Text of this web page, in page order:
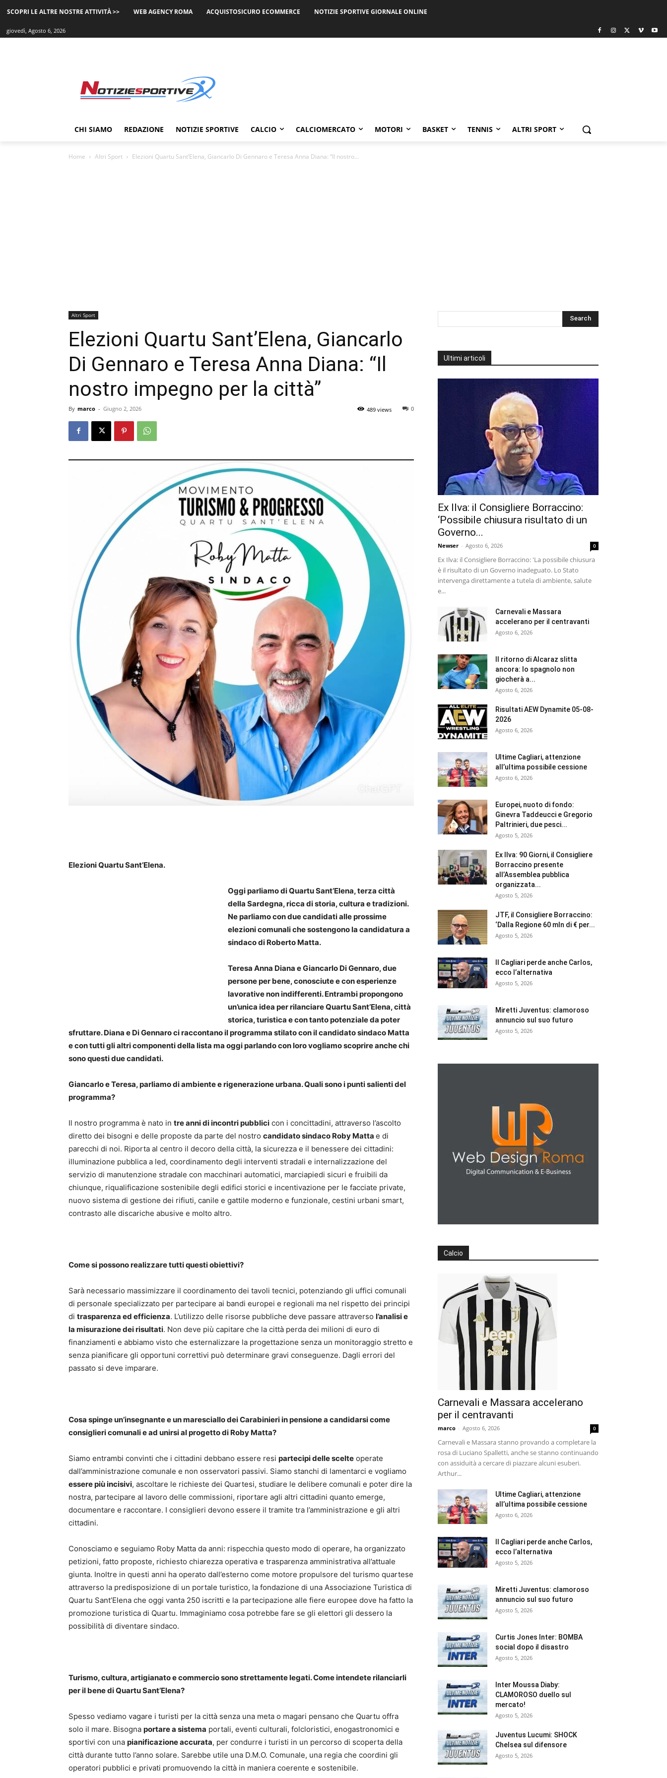
SCOPRI LE ALTRE NOSTRE ATTIVITÀ >> WEB AGENCY ROMA ACQUISTOSICURO ECOMMERCE NOTIZIE SPORTIVE GIORNALE ONLINE
giovedì, Agosto 6, 2026
CHI SIAMO REDAZIONE NOTIZIE SPORTIVE CALCIO CALCIOMERCATO MOTORI BASKET TENNIS ALTRI SPORT
Home Altri Sport Elezioni Quartu Sant’Elena, Giancarlo Di Gennaro e Teresa Anna Diana: “Il nostro...
Altri Sport
Elezioni Quartu Sant’Elena, Giancarlo
Di Gennaro e Teresa Anna Diana: “Il
nostro impegno per la città”
By marco - Giugno 2, 2026 0
489 views
Elezioni Quartu Sant’Elena.
Oggi parliamo di Quartu Sant’Elena, terza città
della Sardegna, ricca di storia, cultura e tradizioni.
Ne parliamo con due candidati alle prossime
elezioni comunali che sostengono la candidatura a
sindaco di Roberto Matta.
Teresa Anna Diana e Giancarlo Di Gennaro, due
persone per bene, conosciute e con esperienze
lavorative non indifferenti. Entrambi propongono
un’unica idea per rilanciare Quartu Sant’Elena, città
storica, turistica e con tanto potenziale da poter
sfruttare. Diana e Di Gennaro ci raccontano il programma stilato con il candidato sindaco Matta
e con tutti gli altri componenti della lista ma oggi parlando con loro vogliamo scoprire anche chi
sono questi due candidati.
Giancarlo e Teresa, parliamo di ambiente e rigenerazione urbana. Quali sono i punti salienti del
programma?
Il nostro programma è nato in tre anni di incontri pubblici con i concittadini, attraverso l’ascolto
diretto dei bisogni e delle proposte da parte del nostro candidato sindaco Roby Matta e di
parecchi di noi. Riporta al centro il decoro della città, la sicurezza e il benessere dei cittadini:
illuminazione pubblica a led, coordinamento degli interventi stradali e internalizzazione del
servizio di manutenzione stradale con macchinari automatici, marciapiedi sicuri e fruibili da
chiunque, riqualificazione sostenibile degli edifici storici e incentivazione per le facciate private,
nuovo sistema di gestione dei rifiuti, canile e gattile moderno e funzionale, cestini urbani smart,
contrasto alle discariche abusive e molto altro.
Come si possono realizzare tutti questi obiettivi?
Sarà necessario massimizzare il coordinamento dei tavoli tecnici, potenziando gli uffici comunali
di personale specializzato per partecipare ai bandi europei e regionali ma nel rispetto dei principi
di trasparenza ed efficienza. L’utilizzo delle risorse pubbliche deve passare attraverso l’analisi e
la misurazione dei risultati. Non deve più capitare che la città perda dei milioni di euro di
finanziamenti e abbiamo visto che esternalizzare la progettazione senza un monitoraggio stretto e
senza pianificare gli opportuni correttivi può determinare gravi conseguenze. Dagli errori del
passato si deve imparare.
Cosa spinge un’insegnante e un maresciallo dei Carabinieri in pensione a candidarsi come
consiglieri comunali e ad unirsi al progetto di Roby Matta?
Siamo entrambi convinti che i cittadini debbano essere resi partecipi delle scelte operate
dall’amministrazione comunale e non osservatori passivi. Siamo stanchi di lamentarci e vogliamo
essere più incisivi, ascoltare le richieste dei Quartesi, studiare le delibere comunali e poter dire la
nostra, partecipare al lavoro delle commissioni, riportare agli altri cittadini quanto emerge,
documentare e raccontare. I consiglieri devono essere il tramite tra l’amministrazione e gli altri
cittadini.
Conosciamo e seguiamo Roby Matta da anni: rispecchia questo modo di operare, ha organizzato
petizioni, fatto proposte, richiesto chiarezza operativa e trasparenza amministrativa all’attuale
giunta. Inoltre in questi anni ha operato dall’esterno come motore propulsore del turismo quartese
attraverso la predisposizione di un portale turistico, la fondazione di una Associazione Turistica di
Quartu Sant’Elena che oggi vanta 250 iscritti e la partecipazione alle fiere europee dove ha fatto la
promozione turistica di Quartu. Immaginiamo cosa potrebbe fare se gli elettori gli dessero la
possibilità di diventare sindaco.
Turismo, cultura, artigianato e commercio sono strettamente legati. Come intendete rilanciarli
per il bene di Quartu Sant’Elena?
Spesso vediamo vagare i turisti per la città senza una meta o magari pensano che Quartu offra
solo il mare. Bisogna portare a sistema portali, eventi culturali, folcloristici, enogastronomici e
sportivi con una pianificazione accurata, per condurre i turisti in un percorso di scoperta della
città durante tutto l’anno solare. Sarebbe utile una D.M.O. Comunale, una regia che coordini gli
operatori pubblici e privati promuovendo la città in maniera coerente e sostenibile.
Ultimi articoli
Ex Ilva: il Consigliere Borraccino:
‘Possibile chiusura risultato di un
Governo...
Newser - Agosto 6, 2026 0
Ex Ilva: il Consigliere Borraccino: 'La possibile chiusura
è il risultato di un Governo inadeguato. Lo Stato
intervenga direttamente a tutela di ambiente, salute
e...
Carnevali e Massara
accelerano per il centravanti
Agosto 6, 2026
Il ritorno di Alcaraz slitta
ancora: lo spagnolo non
giocherà a...
Agosto 6, 2026
Risultati AEW Dynamite 05-08-
2026
Agosto 6, 2026
Ultime Cagliari, attenzione
all’ultima possibile cessione
Agosto 6, 2026
Europei, nuoto di fondo:
Ginevra Taddeucci e Gregorio
Paltrinieri, due pesci...
Agosto 5, 2026
Ex Ilva: 90 Giorni, il Consigliere
Borraccino presente
all’Assemblea pubblica
organizzata...
Agosto 5, 2026
JTF, il Consigliere Borraccino:
‘Dalla Regione 60 mln di € per...
Agosto 5, 2026
Il Cagliari perde anche Carlos,
ecco l’alternativa
Agosto 5, 2026
Miretti Juventus: clamoroso
annuncio sul suo futuro
Agosto 5, 2026
Calcio
Carnevali e Massara accelerano
per il centravanti
marco - Agosto 6, 2026 0
Carnevali e Massara stanno provando a completare la
rosa di Luciano Spalletti, anche se stanno continuando
con assiduità a cercare di piazzare alcuni esuberi.
Arthur...
Ultime Cagliari, attenzione
all’ultima possibile cessione
Agosto 6, 2026
Il Cagliari perde anche Carlos,
ecco l’alternativa
Agosto 5, 2026
Miretti Juventus: clamoroso
annuncio sul suo futuro
Agosto 5, 2026
Curtis Jones Inter: BOMBA
social dopo il disastro
Agosto 5, 2026
Inter Moussa Diaby:
CLAMOROSO duello sul
mercato!
Agosto 5, 2026
Juventus Lucumi: SHOCK
Chelsea sul difensore
Agosto 5, 2026